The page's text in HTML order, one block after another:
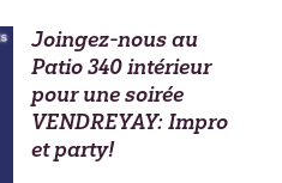
Joingez-nous au
Patio 340 intérieur
pour une soirée
VENDREYAY: Impro
et party!